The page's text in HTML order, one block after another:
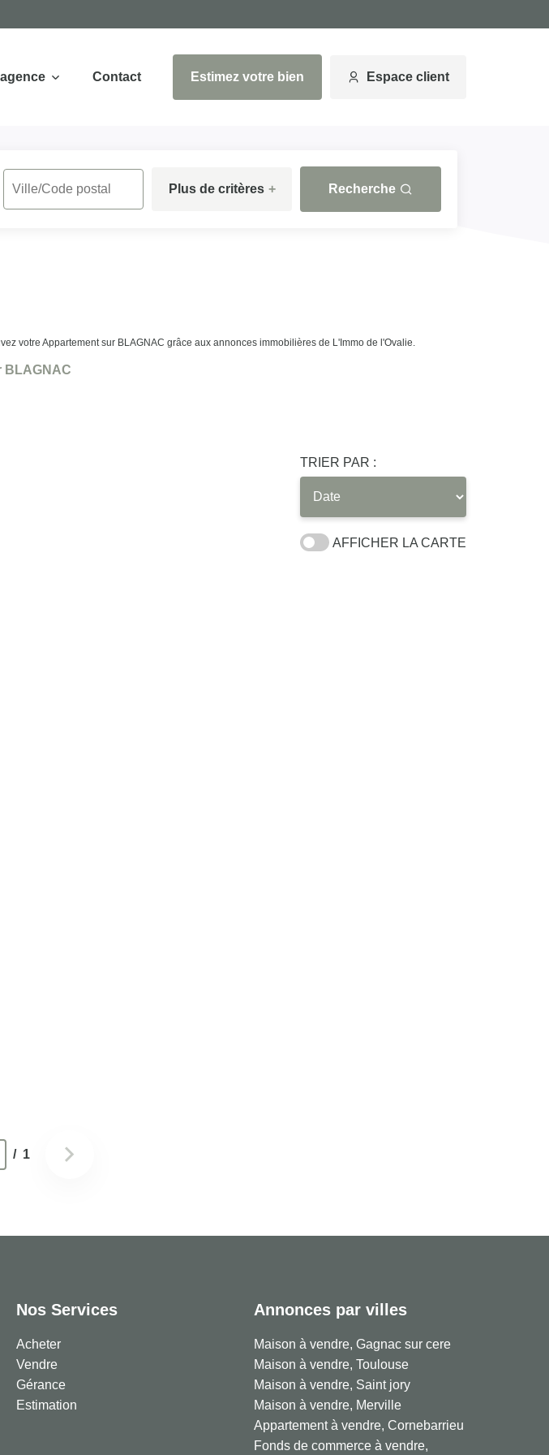
Contact Estimez votre bien Espace client
Plus de critères + Recherche
votre Appartement sur BLAGNAC grâce aux annonces immobilières de L'Immo de l'Ovalie.
BLAGNAC
TRIER PAR :
AFFICHER LA CARTE
/ 1
Nos Services
Acheter
Vendre
Gérance
Estimation
Annonces par villes
Maison à vendre, Gagnac sur cere
Maison à vendre, Toulouse
Maison à vendre, Saint jory
Maison à vendre, Merville
Appartement à vendre, Cornebarrieu
Fonds de commerce à vendre,